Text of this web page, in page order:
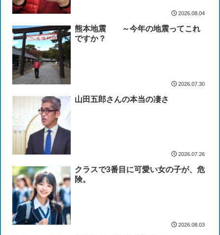
2026.08.04
熊本地震 ～今年の地震ってこれ
ですか？
2026.07.30
山田五郎さんの本当の凄さ
2026.07.26
クラスで3番目に可愛い女の子が、危
険。
2026.08.03